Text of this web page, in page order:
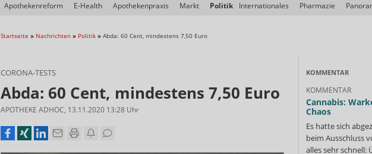
Apothekenreform E-Health Apothekenpraxis Markt Politik Internationales Pharmazie
Startseite » Nachrichten » Politik » Abda: 60 Cent, mindestens 7,50 Euro
CORONA-TESTS
Abda: 60 Cent, mindestens 7,50 Euro
APOTHEKE ADHOC, 13.11.2020 13:28 Uhr
KOMMENTAR
KOMMENTAR
Cannabis:
Chaos
Es hatte sich
beim Ausschluss
alles sehr schnell: